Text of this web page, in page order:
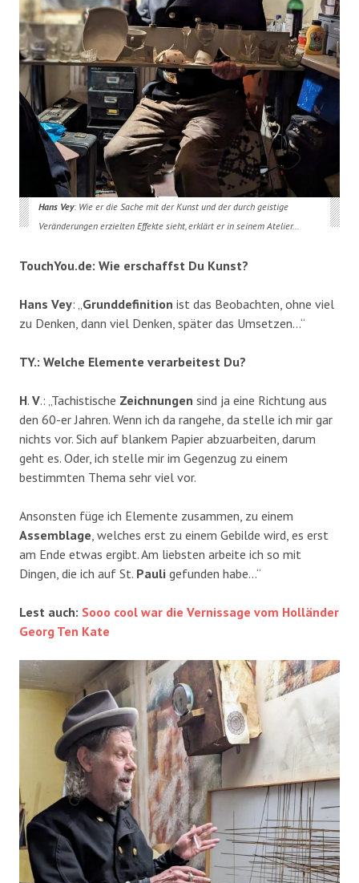
Hans Vey: Wie er die Sache mit der Kunst und der durch geistige
Veränderungen erzielten Effekte sieht, erklärt er in seinem Atelier…
TouchYou.de: Wie erschaffst Du Kunst?
Hans Vey: „ Grunddefinition ist das Beobachten, ohne viel
zu Denken, dann viel Denken, später das Umsetzen…“
TY.: Welche Elemente verarbeitest Du?
H. V.: „Tachistische Zeichnungen sind ja eine Richtung aus
den 60-er Jahren. Wenn ich da rangehe, da stelle ich mir gar
nichts vor. Sich auf blankem Papier abzuarbeiten, darum
geht es. Oder, ich stelle mir im Gegenzug zu einem
bestimmten Thema sehr viel vor.
Ansonsten füge ich Elemente zusammen, zu einem
Assemblage , welches erst zu einem Gebilde wird, es erst
am Ende etwas ergibt. Am liebsten arbeite ich so mit
Dingen, die ich auf St. Pauli gefunden habe…“
Lest auch: Sooo cool war die Vernissage vom Holländer
Georg Ten Kate